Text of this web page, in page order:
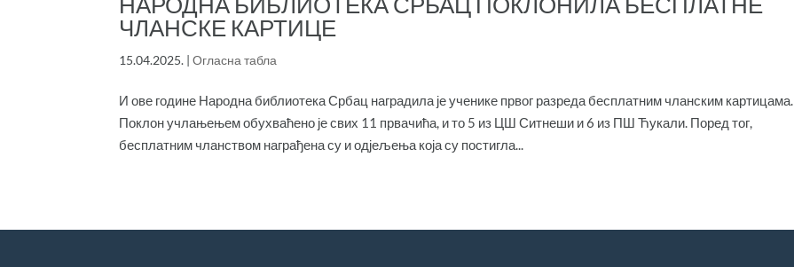
ЧЛАНСКЕ КАРТИЦЕ
15.04.2025. |Огласна табла
И ове године Народна библиотека Србац наградила је ученике првог разреда бесплатним чланским картицама.
Поклон учлањењем обухваћено је свих 11 првачића, и то 5 из ЦШ Ситнеши и 6 из ПШ Ћукали. Поред тог,
бесплатним чланством награђена су и одјељења која су постигла...